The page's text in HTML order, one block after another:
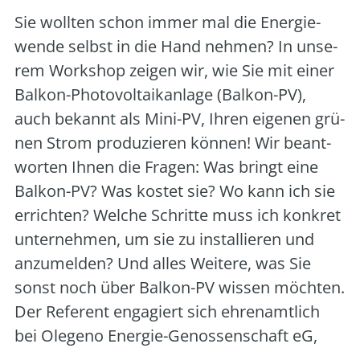
Sie woll­ten schon immer mal die Ener­gie­
wen­de selbst in die Hand neh­men? In unse­
rem Work­shop zei­gen wir, wie Sie mit einer
Bal­kon-Pho­to­vol­ta­ik­an­la­ge (Bal­kon-PV),
auch bekannt als Mini-PV, Ihren eige­nen grü­
nen Strom pro­du­zie­ren kön­nen! Wir beant­
wor­ten Ihnen die Fra­gen: Was bringt eine
Bal­kon-PV? Was kos­tet sie? Wo kann ich sie
errich­ten? Wel­che Schrit­te muss ich kon­kret
unter­neh­men, um sie zu instal­lie­ren und
anzu­mel­den? Und alles Wei­te­re, was Sie
sonst noch über Bal­kon-PV wis­sen möch­ten.
Der Refe­rent enga­giert sich ehren­amt­lich
bei Ole­ge­no Ener­gie-Genos­sen­schaft eG,